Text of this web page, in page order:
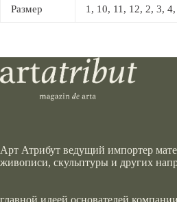
Размер 1, 10, 11, 12, 2, 3,
Арт Атрибут ведущий импортер
живописи, скульптуры и других
главной идеей основателей